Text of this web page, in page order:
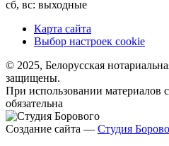
сб, вс: выходные
Карта сайта
Выбор настроек cookie
© 2025, Белорусская
защищены.
При использовании материалов
обязательна
Создание сайта — Студия